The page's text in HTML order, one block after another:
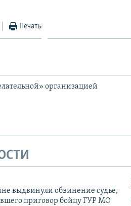
Печать
организацией
выдвинули обвинение судье,
приговор бойцу ГУР МО